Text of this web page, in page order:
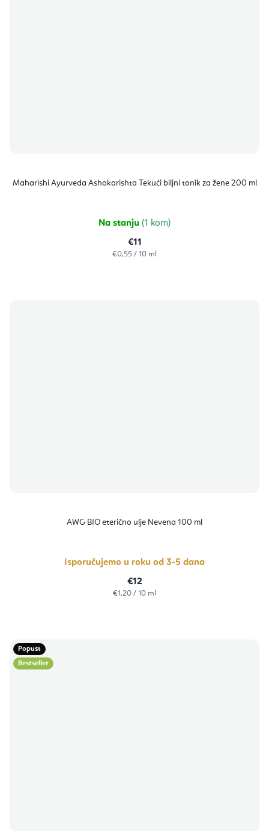
Maharishi Ayurveda Ashokarishta Tekući biljni tonik za žene 200 ml
Na stanju (1 kom)
€11
Izračunaj
€0,55 / 10 ml
AWG BIO eterično ulje Nevena 100 ml
Isporučujemo u roku od 3-5 dana
€12
Izračunaj
€1,20 / 10 ml
Popust
Bestseller